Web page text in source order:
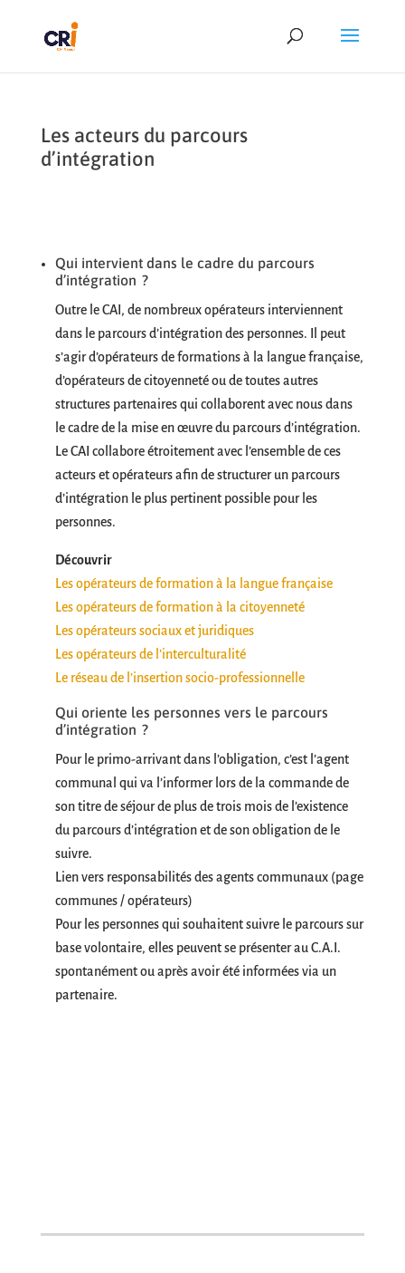
Les acteurs du parcours
d’intégration
Qui intervient dans le cadre du parcours
d’intégration ?
Outre le CAI, de nombreux opérateurs interviennent
dans le parcours d’intégration des personnes. Il peut
s’agir d’opérateurs de formations à la langue française,
d’opérateurs de citoyenneté ou de toutes autres
structures partenaires qui collaborent avec nous dans
le cadre de la mise en œuvre du parcours d’intégration.
Le CAI collabore étroitement avec l’ensemble de ces
acteurs et opérateurs afin de structurer un parcours
d’intégration le plus pertinent possible pour les
personnes.
Découvrir
Les opérateurs de formation à la langue française
Les opérateurs de formation à la citoyenneté
Les opérateurs sociaux et juridiques
Les opérateurs de l’interculturalité
Le réseau de l’insertion socio-professionnelle
Qui oriente les personnes vers le parcours
d’intégration ?
Pour le primo-arrivant dans l’obligation, c’est l’agent
communal qui va l’informer lors de la commande de
son titre de séjour de plus de trois mois de l’existence
du parcours d’intégration et de son obligation de le
suivre.
Lien vers responsabilités des agents communaux (page
communes / opérateurs)
Pour les personnes qui souhaitent suivre le parcours sur
base volontaire, elles peuvent se présenter au C.A.I.
spontanément ou après avoir été informées via un
partenaire.